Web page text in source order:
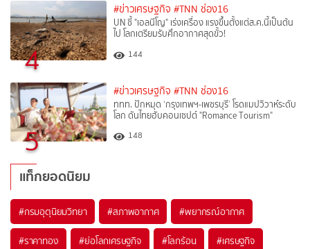
4
#ข่าวเศรษฐกิจ #TNN ช่อง16
UN ชี้ "เอลนีโญ" เร่งเครื่อง แรงขึ้นตั้งแต่ส.ค.นี้เป็นต้น
ไป โลกเตรียมรับศึกอากาศสุดขั้ว!
144
5
#ข่าวเศรษฐกิจ #TNN ช่อง16
ททท. ปักหมุด ‘กรุงเทพฯ-เพชรบุรี’ โรดแมปวิวาห์ระดับ
โลก ดันไทยฮับคอนเซปต์ "Romance Tourism"
148
แท็กยอดนิยม
#กรมอุตุนิยมวิทยา #สภาพอากาศ #พยากรณ์อากาศ
#ราคาทอง #ย่อโลกเศรษฐกิจ #โลกร้อน #เศรษฐกิจ